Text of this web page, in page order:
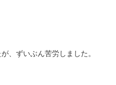
、ずいぶん苦労しました。